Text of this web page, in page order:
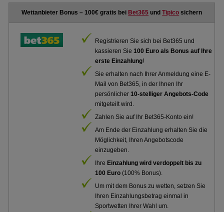
Wettanbieter Bonus – 100€ gratis bei Bet365 undTipico sichern
Registrieren Sie sich bei Bet365 und
kassieren Sie100 Euro als Bonus auf Ihre
erste Einzahlung!
Sie erhalten nach Ihrer Anmeldung eine E-
Mail von Bet365, in der Ihnen Ihr
persönlicher10-stelliger Angebots-Code
mitgeteilt wird.
Zahlen Sie auf Ihr Bet365-Konto ein!
Am Ende der Einzahlung erhalten Sie die
Möglichkeit, Ihren Angebotscode
einzugeben.
Ihre Einzahlung wird verdoppelt bis zu
100 Euro (100% Bonus).
Um mit dem Bonus zu wetten, setzen Sie
Ihren Einzahlungsbetrag einmal in
Sportwetten Ihrer Wahl um.